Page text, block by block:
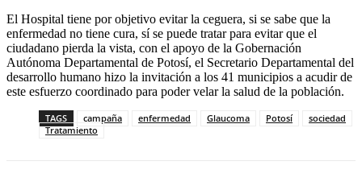
El Hospital tiene por objetivo evitar la ceguera, si se sabe que la
enfermedad no tiene cura, sí se puede tratar para evitar que el
ciudadano pierda la vista, con el apoyo de la Gobernación
Autónoma Departamental de Potosí, el Secretario Departamental del
desarrollo humano hizo la invitación a los 41 municipios a acudir de
este esfuerzo coordinado para poder velar la salud de la población.
TAGS campaña enfermedad Glaucoma Potosí
sociedad
Tratamiento